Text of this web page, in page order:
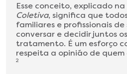
Esse conceito, explicado na
Coletiva, significa que
familiares e profissionais
conversar e decidir juntos
tratamento. É um esforço
respeita a opinião de
2